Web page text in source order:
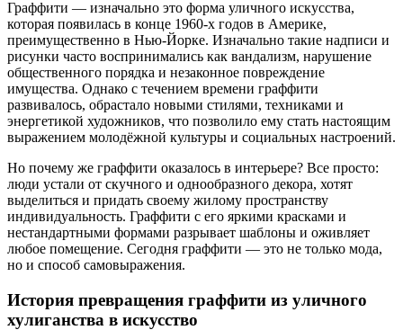
Граффити — изначально это форма уличного искусства,
которая появилась в конце 1960-х годов в Америке,
преимущественно в Нью-Йорке. Изначально такие надписи и
рисунки часто воспринимались как вандализм, нарушение
общественного порядка и незаконное повреждение
имущества. Однако с течением времени граффити
развивалось, обрастало новыми стилями, техниками и
энергетикой художников, что позволило ему стать настоящим
выражением молодёжной культуры и социальных настроений.
Но почему же граффити оказалось в интерьере? Все просто:
люди устали от скучного и однообразного декора, хотят
выделиться и придать своему жилому пространству
индивидуальность. Граффити с его яркими красками и
нестандартными формами разрывает шаблоны и оживляет
любое помещение. Сегодня граффити — это не только мода,
но и способ самовыражения.
История превращения граффити из уличного
хулиганства в искусство